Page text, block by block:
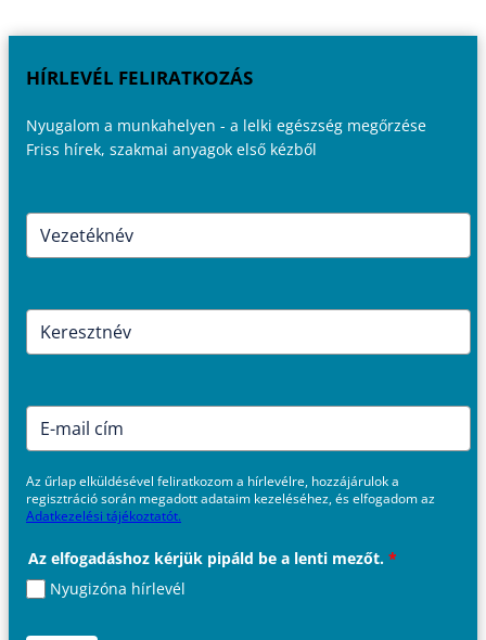
HÍRLEVÉL FELIRATKOZÁS
Nyugalom a munkahelyen - a lelki egészség megőrzése
Friss hírek, szakmai anyagok első kézből
Az űrlap elküldésével feliratkozom a hírlevélre, hozzájárulok a
regisztráció során megadott adataim kezeléséhez, és elfogadom az
Adatkezelési tájékoztatót.
Az elfogadáshoz kérjük pipáld be a lenti mezőt. *
Nyugizóna hírlevél